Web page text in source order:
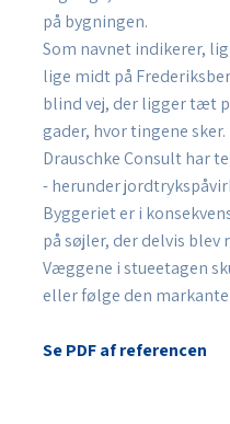
på bygningen.
Som navnet indikerer,
lige midt på
blind vej, der ligger tæt
gader, hvor tingene sker.
Drauschke Consult har
- herunder
Byggeriet er i
på søjler, der delvis
Væggene i stueetagen
eller følge den
Se PDF af referencen